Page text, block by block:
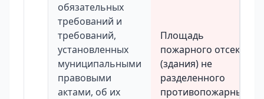
обязательных
требований и
требований,
установленных
муниципальными
правовыми
актами, об их
Площадь
пожарного отсека
(здания) не
разделенного
противопожарными